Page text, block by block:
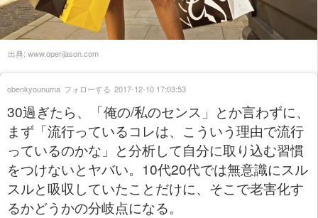
出典: www.openjason.com
30過ぎたら、「俺の/私のセンス」とか言わずに、
まず「流行っているコレは、こういう理由で流行
っているのかな」と分析して自分に取り込む習慣
をつけないとヤバい。10代20代では無意識にスル
スルと吸収していたことだけに、そこで老害化す
るかどうかの分岐点になる。
obenkyounuma フォローする 2017-12-10 17:03:53